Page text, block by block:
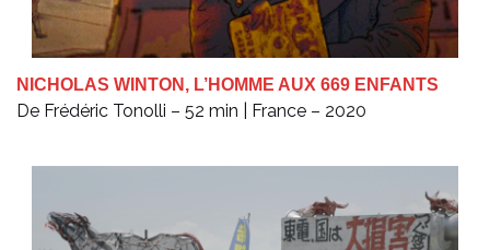
NICHOLAS WINTON, L’HOMME AUX 669 ENFANTS
De Frédéric Tonolli – 52 min | France – 2020